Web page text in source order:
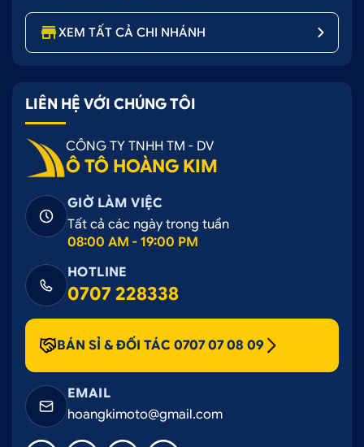
XEM TẤT CẢ CHI NHÁNH
LIÊN HỆ VỚI CHÚNG TÔI
CÔNG TY TNHH TM - DV
Ô TÔ HOÀNG KIM
GIỜ LÀM VIỆC
Tất cả các ngày trong tuần
08:00 AM - 19:00 PM
HOTLINE
0707 228338
BÁN SỈ & ĐỐI TÁC 0707 07 08 09
EMAIL
hoangkimoto@gmail.com